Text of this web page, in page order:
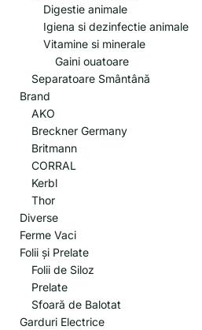
Digestie animale
Igiena si dezinfectie animale
Vitamine si minerale
Gaini ouatoare
Separatoare Smântână
Brand
AKO
Breckner Germany
Britmann
CORRAL
Kerbl
Thor
Diverse
Ferme Vaci
Folii și Prelate
Folii de Siloz
Prelate
Sfoară de Balotat
Garduri Electrice